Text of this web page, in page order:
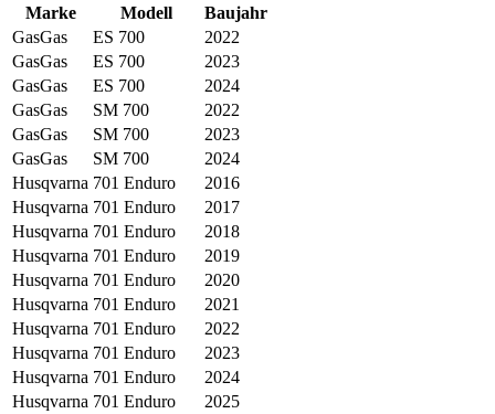
Marke
Modell
Baujahr
GasGas
ES 700
2022
GasGas
ES 700
2023
GasGas
ES 700
2024
GasGas
SM 700
2022
GasGas
SM 700
2023
GasGas
SM 700
2024
Husqvarna 701 Enduro
2016
Husqvarna 701 Enduro
2017
Husqvarna 701 Enduro
2018
Husqvarna 701 Enduro
2019
Husqvarna 701 Enduro
2020
Husqvarna 701 Enduro
2021
Husqvarna 701 Enduro
2022
Husqvarna 701 Enduro
2023
Husqvarna 701 Enduro
2024
Husqvarna 701 Enduro
2025